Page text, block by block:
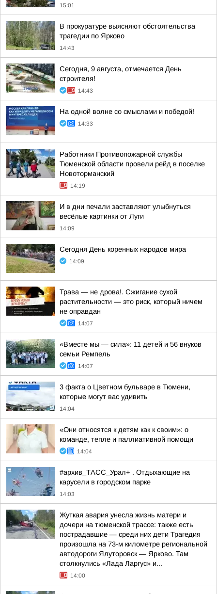
15:01
В прокуратуре выясняют обстоятельства
трагедии по Ярково
14:43
Сегодня, 9 августа, отмечается День
строителя!
14:43
На одной волне со смыслами и победой!
14:33
Работники Противопожарной службы
Тюменской области провели рейд в поселке
Новоторманский
14:19
И в дни печали заставляют улыбнуться
весёлые картинки от Луги
14:09
Сегодня День коренных народов мира
14:09
Трава — не дрова!. Сжигание сухой
растительности — это риск, который ничем
не оправдан
14:07
«Вместе мы — сила»: 11 детей и 56 внуков
семьи Ремпель
14:07
3 факта о Цветном бульваре в Тюмени,
которые могут вас удивить
14:04
«Они относятся к детям как к своим»: о
команде, тепле и паллиативной помощи
14:04
#архив_ТАСС_Урал+ . Отдыхающие на
карусели в городском парке
14:03
Жуткая авария унесла жизнь матери и
дочери на тюменской трассе: также есть
пострадавшие — среди них дети Трагедия
произошла на 73-м километре региональной
автодороги Ялуторовск — Ярково. Там
столкнулись «Лада Ларгус» и...
14:00